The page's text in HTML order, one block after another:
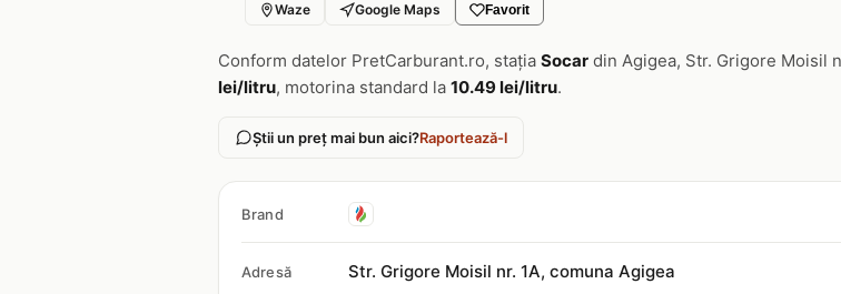
Waze Google Maps Favorit
Conform datelor PretCarburant.ro, stația Socar din Agigea, Str. Grigore Moisil
lei/litru, motorina standard la 10.49 lei/litru.
Știi un preț mai bun aici?Raportează-l
Brand
Adresă Str. Grigore Moisil nr. 1A, comuna Agigea